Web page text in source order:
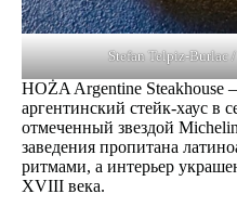
Stefan Telpiz-Burlac
HOŻA Argentine Steakhouse
аргентинский стейк-хаус в
отмеченный звездой
заведения пропитана
ритмами, а интерьер
XVIII века.